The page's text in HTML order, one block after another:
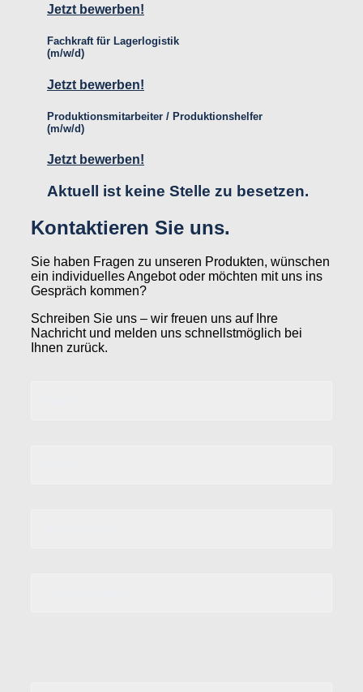
Jetzt bewerben!
Fachkraft für Lagerlogistik
(m/w/d)
Jetzt bewerben!
Produktionsmitarbeiter / Produktionshelfer
(m/w/d)
Jetzt bewerben!
Aktuell ist keine Stelle zu besetzen.
Kontaktieren Sie uns.
Sie haben Fragen zu unseren Produkten, wünschen
ein individuelles Angebot oder möchten mit uns ins
Gespräch kommen?
Schreiben Sie uns – wir freuen uns auf Ihre
Nachricht und melden uns schnellstmöglich bei
Ihnen zurück.